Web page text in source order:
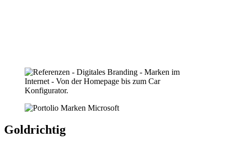
Goldrichtig